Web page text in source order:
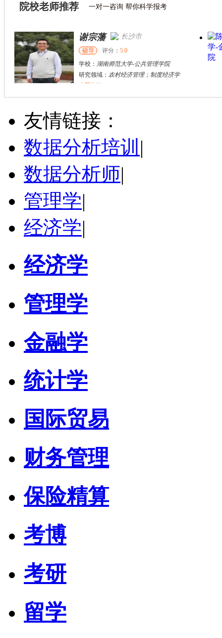
院校老师推荐 一对一咨询 帮你科学报考
谢宗藩 长沙市
硕导 评分： 5.0
学校： 湖南师范大学-公共管理学院
研究领域： 农村经济管理；制度经济学
立即咨询
杨刚 长沙市
硕导
学校：湖南工商大学
立即咨询
友情链接：
数据分析培训 |
数据分析师|
管理学|
经济学|
经济学
管理学
金融学
统计学
国际贸易
财务管理
保险精算
考博
考研
留学